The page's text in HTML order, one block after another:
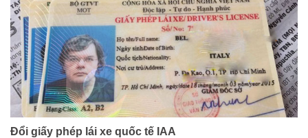
Đổi giấy phép lái xe quốc tế IAA